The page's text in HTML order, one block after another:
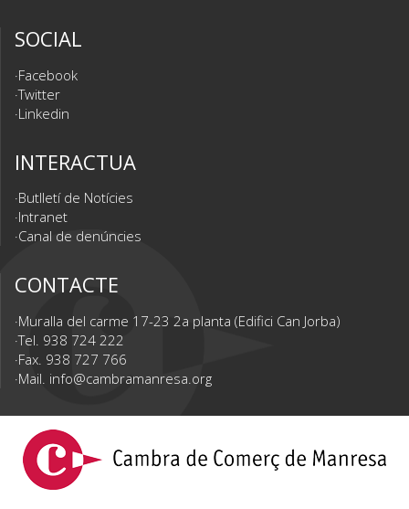
SOCIAL
Facebook
Twitter
Linkedin
INTERACTUA
Butlletí de Notícies
Intranet
Canal de denúncies
CONTACTE
Muralla del carme 17-23 2a planta (Edifici Can Jorba)
Tel. 938 724 222
Fax. 938 727 766
Mail. info@cambramanresa.org